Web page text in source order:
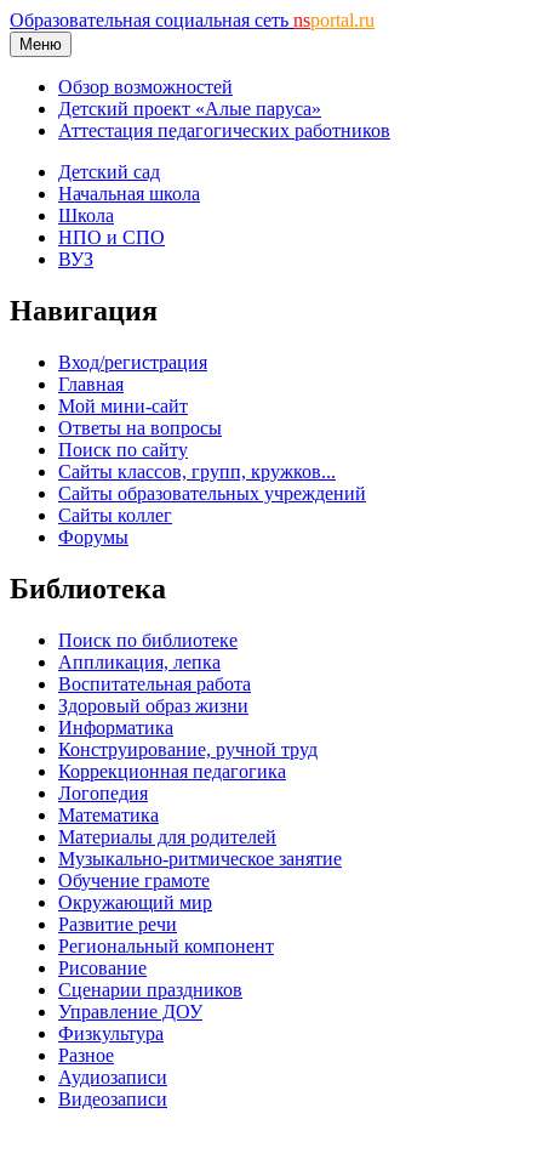
Образовательная социальная сеть nsportal.ru
Меню
Обзор возможностей
Детский проект «Алые паруса»
Аттестация педагогических работников
Детский сад
Начальная школа
Школа
НПО и СПО
ВУЗ
Навигация
Вход/регистрация
Главная
Мой мини-сайт
Ответы на вопросы
Поиск по сайту
Сайты классов, групп, кружков...
Сайты образовательных учреждений
Сайты коллег
Форумы
Библиотека
Поиск по библиотеке
Аппликация, лепка
Воспитательная работа
Здоровый образ жизни
Информатика
Конструирование, ручной труд
Коррекционная педагогика
Логопедия
Математика
Материалы для родителей
Музыкально-ритмическое занятие
Обучение грамоте
Окружающий мир
Развитие речи
Региональный компонент
Рисование
Сценарии праздников
Управление ДОУ
Физкультура
Разное
Аудиозаписи
Видеозаписи